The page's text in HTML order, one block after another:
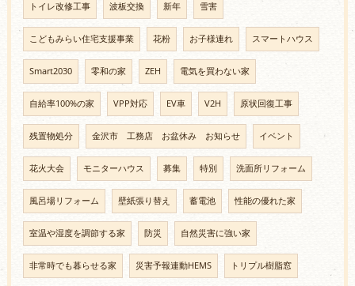
トイレ改修工事 波板交換 新年 雪害
こどもみらい住宅支援事業 花粉 お子様連れ スマートハウス
Smart2030 零和の家 ZEH 電気を買わない家
自給率100%の家 VPP対応 EV車 V2H 原状回復工事
残置物処分 金沢市 工務店 お盆休み お知らせ イベント
花火大会 モニターハウス 募集 特別 洗面所リフォーム
風呂場リフォーム 壁紙張り替え 蓄電池 性能の優れた家
室温や湿度を調節する家 防災 自然災害に強い家
非常時でも暮らせる家 災害予報連動HEMS トリプル樹脂窓